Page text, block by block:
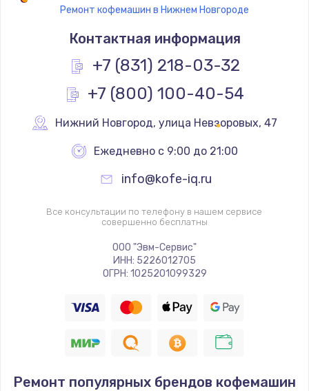
Ремонт кофемашин в Нижнем Новгороде
Контактная информация
+7 (831) 218-03-32
+7 (800) 100-40-54
Нижний Новгород, улица Невзоровых, 47
Ежедневно с 9:00 до 21:00
info@kofe-iq.ru
Все консультации по телефону в нашем сервисе
совершенно бесплатны
ООО "Эвм-Сервис"
ИНН: 5226012705
ОГРН: 1025201099329
Ремонт популярных брендов кофемашин